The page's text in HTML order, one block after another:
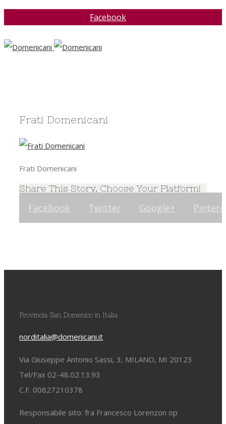
Facebook
Frati Domenicani
Frati Domenicani
Share This Story, Choose Your Platform!
Facebook Twitter Google+
Provincia San Domenico in Italia
norditalia@domenicani.it
Via Giuseppe Antonio Sassi, 3, MILANO, MI 20123
Tel/Fax 02-48.02.13.93
C.F. 00827210378
Responsabile sito: fra Francesco Lorenzon op